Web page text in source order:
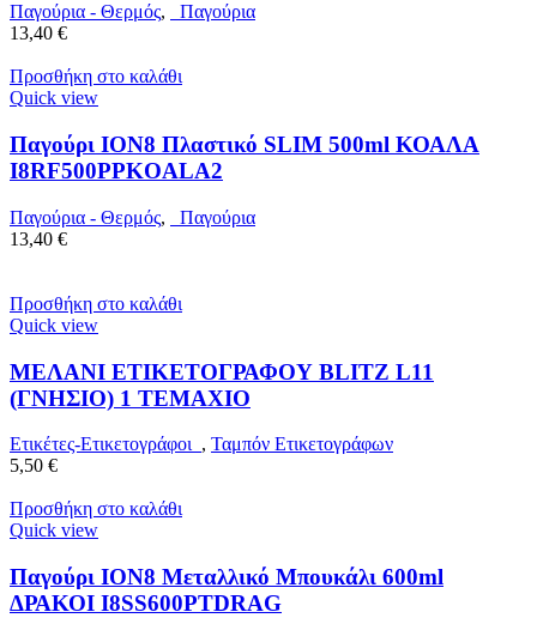
Παγούρια - Θερμός,
Παγούρια
13,40 €
Προσθήκη στο καλάθι
Quick view
Παγούρι ION8 Πλαστικό SLIM 500ml ΚΟΑΛΑ
I8RF500PPKOALA2
Παγούρια - Θερμός,
Παγούρια
13,40 €
Προσθήκη στο καλάθι
Quick view
ΜΕΛΑΝΙ ΕΤΙΚΕΤΟΓΡΑΦΟΥ BLITZ L11
(ΓΝΗΣΙΟ) 1 ΤΕΜΑΧΙΟ
Ετικέτες-Ετικετογράφοι , Ταμπόν Ετικετογράφων
5,50 €
Προσθήκη στο καλάθι
Quick view
Παγούρι ION8 Μεταλλικό Μπουκάλι 600ml
ΔΡΑΚΟΙ I8SS600PTDRAG